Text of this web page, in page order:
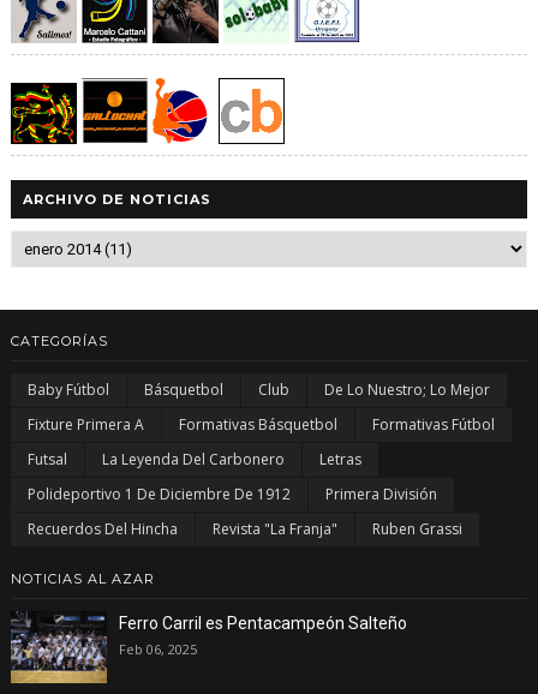
ARCHIVO DE NOTICIAS
CATEGORÍAS
Baby Fútbol Básquetbol Club
De Lo Nuestro; Lo Mejor
Fixture Primera A
Formativas Básquetbol
Formativas Fútbol
Futsal
La Leyenda Del Carbonero
Letras
Polideportivo 1 De Diciembre De 1912
Primera División
Recuerdos Del Hincha
Revista "La Franja" Ruben Grassi
NOTICIAS AL AZAR
Ferro Carril es Pentacampeón Salteño
Feb 06, 2025